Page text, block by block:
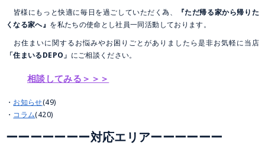
皆様にもっと快適に毎日を過ごしていただく為、
『ただ帰る家から帰りた
くなる家へ』 を私たちの使命とし社員一同活動しております。
お住まいに関するお悩みやお困りごとがありましたら是非お気軽に当店
「住まいるDEPO」 にご相談ください。
相談してみる＞＞＞
お知らせ(49)
コラム(420)
ーーーーーーー対応エリアーーーーーー